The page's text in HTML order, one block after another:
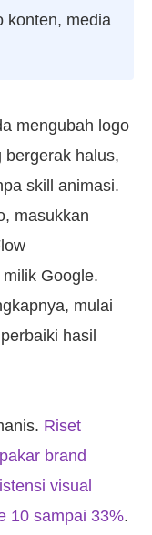
konten, media
mengubah logo
bergerak halus,
skill animasi.
masukkan
Google.
mulai
hasil
Riset
brand
visual
10 sampai 33%.